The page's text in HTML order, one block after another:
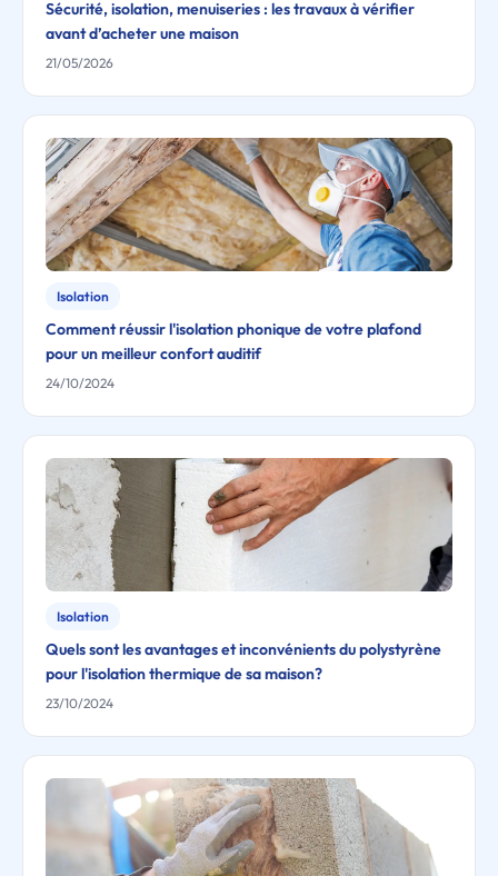
Sécurité, isolation, menuiseries : les travaux à vérifier
avant d’acheter une maison
21/05/2026
Isolation
Comment réussir l'isolation phonique de votre plafond
pour un meilleur confort auditif
24/10/2024
Isolation
Quels sont les avantages et inconvénients du polystyrène
pour l'isolation thermique de sa maison?
23/10/2024